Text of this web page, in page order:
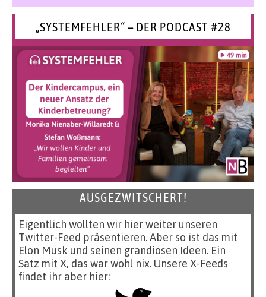
„SYSTEMFEHLER“ – DER PODCAST #28
AUSGEZWITSCHERT!
Eigentlich wollten wir hier weiter unseren
Twitter-Feed präsentieren. Aber so ist das mit
Elon Musk und seinen grandiosen Ideen. Ein
Satz mit X, das war wohl nix. Unsere X-Feeds
findet ihr aber hier: